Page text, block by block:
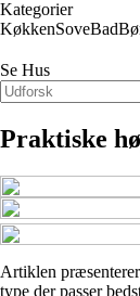
Kategorier
KøkkenSoveBad
Se Hus
Praktiske
Artiklen
type der passer